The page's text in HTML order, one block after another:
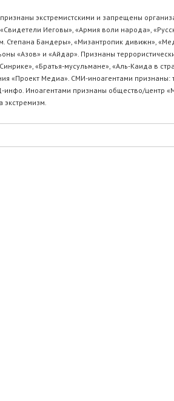
экстремистскими и запрещены
«Свидетели Иеговы», «Армия воли народа»,
Степана Бандеры», «Мизантропик дивижн»,
«Азов» и «Айдар». Признаны
«Братья-мусульмане», «Аль-Каида в
«Проект Медиа». СМИ-иноагентами
Иноагентами признаны общество/центр